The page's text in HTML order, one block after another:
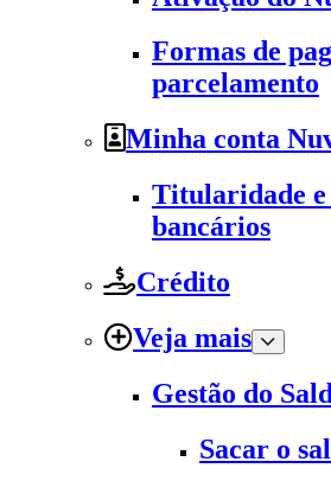
Formas de
parcelamento
Minha conta
Titularidade e
bancários
Crédito
Veja mais
Gestão do
Sacar o